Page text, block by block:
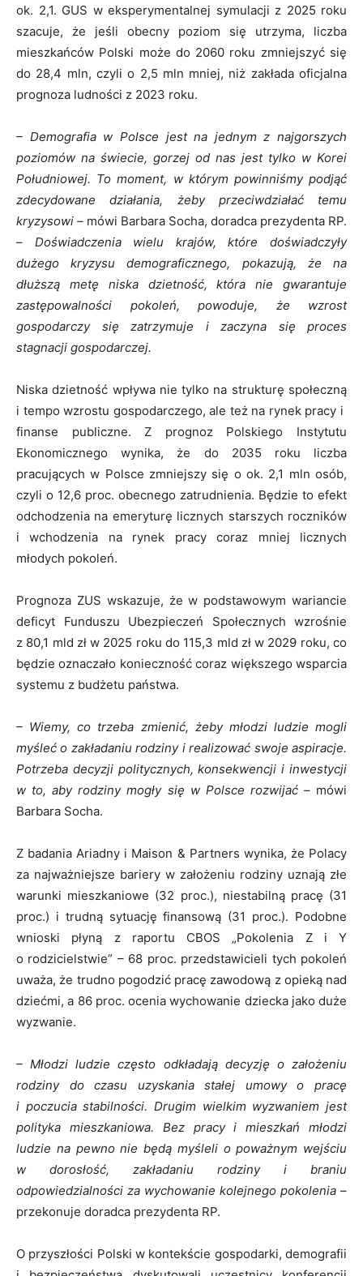
ok. 2,1. GUS w eksperymentalnej symulacji z 2025 roku
szacuje, że jeśli obecny poziom się utrzyma, liczba
mieszkańców Polski może do 2060 roku zmniejszyć się
do 28,4 mln, czyli o 2,5 mln mniej, niż zakłada oficjalna
prognoza ludności z 2023 roku.
– Demografia w Polsce jest na jednym z najgorszych
poziomów na świecie, gorzej od nas jest tylko w Korei
Południowej. To moment, w którym powinniśmy podjąć
zdecydowane działania, żeby przeciwdziałać temu
kryzysowi – mówi Barbara Socha, doradca prezydenta RP.
– Doświadczenia wielu krajów, które doświadczyły
dużego kryzysu demograficznego, pokazują, że na
dłuższą metę niska dzietność, która nie gwarantuje
zastępowalności pokoleń, powoduje, że wzrost
gospodarczy się zatrzymuje i zaczyna się proces
stagnacji gospodarczej.
Niska dzietność wpływa nie tylko na strukturę społeczną
i tempo wzrostu gospodarczego, ale też na rynek pracy i
finanse publiczne. Z prognoz Polskiego Instytutu
Ekonomicznego wynika, że do 2035 roku liczba
pracujących w Polsce zmniejszy się o ok. 2,1 mln osób,
czyli o 12,6 proc. obecnego zatrudnienia. Będzie to efekt
odchodzenia na emeryturę licznych starszych roczników
i wchodzenia na rynek pracy coraz mniej licznych
młodych pokoleń.
Prognoza ZUS wskazuje, że w podstawowym wariancie
deficyt Funduszu Ubezpieczeń Społecznych wzrośnie
z 80,1 mld zł w 2025 roku do 115,3 mld zł w 2029 roku, co
będzie oznaczało konieczność coraz większego wsparcia
systemu z budżetu państwa.
– Wiemy, co trzeba zmienić, żeby młodzi ludzie mogli
myśleć o zakładaniu rodziny i realizować swoje aspiracje.
Potrzeba decyzji politycznych, konsekwencji i inwestycji
w to, aby rodziny mogły się w Polsce rozwijać– mówi
Barbara Socha.
Z badania Ariadny i Maison & Partners wynika, że Polacy
za najważniejsze bariery w założeniu rodziny uznają złe
warunki mieszkaniowe (32 proc.), niestabilną pracę (31
proc.) i trudną sytuację finansową (31 proc.). Podobne
wnioski płyną z raportu CBOS „Pokolenia Z i Y
o rodzicielstwie” – 68 proc. przedstawicieli tych pokoleń
uważa, że trudno pogodzić pracę zawodową z opieką nad
dziećmi, a 86 proc. ocenia wychowanie dziecka jako duże
wyzwanie.
– Młodzi ludzie często odkładają decyzję o założeniu
rodziny do czasu uzyskania stałej umowy o pracę
i poczucia stabilności. Drugim wielkim wyzwaniem jest
polityka mieszkaniowa. Bez pracy i mieszkań młodzi
ludzie na pewno nie będą myśleli o poważnym wejściu
w dorosłość, zakładaniu rodziny i braniu
odpowiedzialności za wychowanie kolejnego pokolenia –
przekonuje doradca prezydenta RP.
O przyszłości Polski w kontekście gospodarki, demografii